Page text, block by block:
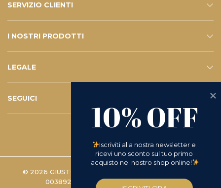
SERVIZIO CLIENTI
CONTATTI
SERVIZIO E-SHOP
FAQ – LE VOSTRE DOMANDE
ISCRIVITI ALLA NEWSLETTER
I NOSTRI PRODOTTI
ESHOP
CATALOGO
LEGALE
PRIVACY POLICY
WHISTLEBLOWING
COOKIE POLICY
TERMINI E CONDIZIONI
D.LGS 231/2001
RICHIESTA DI RESO
SEGUICI
INSTAGRAM
FACEBOOK
LINKEDIN
YOUTUBE
© 2026 GIUSTO MANETTI BATTILORO S.P.A. | P.IVA
00389280488 -PREFERENZE COOKIE
10% OFF
Iscriviti alla nostra newsletter e
ricevi uno sconto sul tuo primo
acquisto nel nostro shop online!